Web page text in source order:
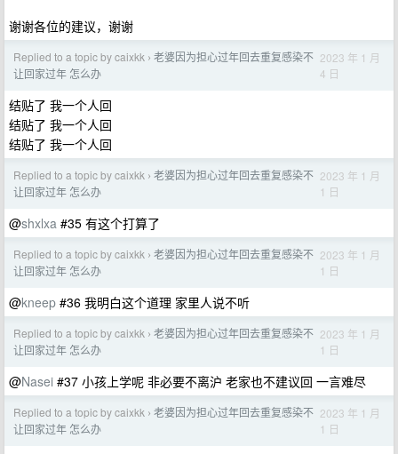
谢谢各位的建议，谢谢
Replied to a topic by caixkk › 老婆因为担心过年回去重复感染不
让回家过年 怎么办
2023 年 1 月
4 日
结贴了 我一个人回
结贴了 我一个人回
结贴了 我一个人回
Replied to a topic by caixkk › 老婆因为担心过年回去重复感染不
让回家过年 怎么办
2023 年 1 月
1 日
@shxlxa #35 有这个打算了
Replied to a topic by caixkk › 老婆因为担心过年回去重复感染不
让回家过年 怎么办
2023 年 1 月
1 日
@kneep #36 我明白这个道理 家里人说不听
Replied to a topic by caixkk › 老婆因为担心过年回去重复感染不
让回家过年 怎么办
2023 年 1 月
1 日
@Nasei #37 小孩上学呢 非必要不离沪 老家也不建议回 一言难尽
Replied to a topic by caixkk › 老婆因为担心过年回去重复感染不
让回家过年 怎么办
2023 年 1 月
1 日